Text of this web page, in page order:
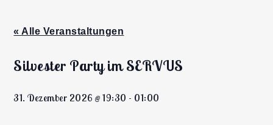
« Alle Veranstaltungen
Silvester Party im SERVUS
31. Dezember 2026 @ 19:30 - 01:00